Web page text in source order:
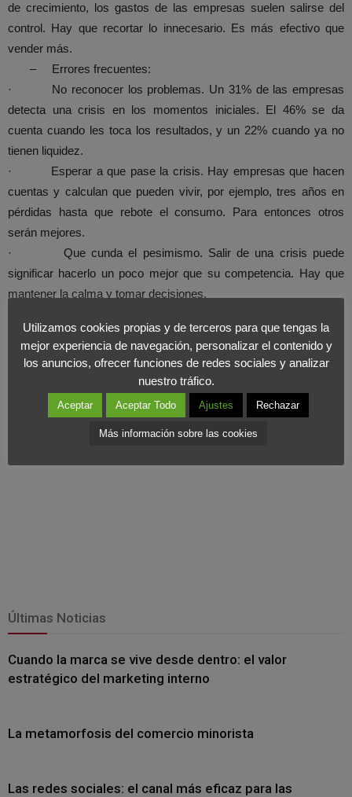
de crecimiento, los gastos de las empresas suelen salirse del
control. Hay que recortar lo innecesario. Es más efectivo que
vender más.
– Errores frecuentes:
· No reconocer los problemas. Un 31% de las empresas
detecta una crisis en los momentos iniciales. El 46% se da
cuenta cuando les toca los resultados, y un 22% cuando ya no
tienen liquidez.
· Esperar a que pase la crisis. Hay empresas que hacen
cuentas y calculan que pueden vivir, por ejemplo, tres años en
pérdidas hasta que rebote el consumo. Para entonces otros
serán mejores.
· Que cunda el pesimismo. Salir de una crisis puede
significar hacerlo un poco mejor que su competencia. Hay que
mantener la calma y tomar decisiones.
la crisis a incrementar las ventas es un parche. A veces es mejor
que bajen si libramos mejores márgenes con productos más
Últimas Noticias
Cuando la marca se vive desde dentro: el valor
estratégico del marketing interno
La metamorfosis del comercio minorista
Las redes sociales: el canal más eficaz para las
Utilizamos cookies propias y de terceros para que tengas la
mejor experiencia de navegación, personalizar el contenido y
los anuncios, ofrecer funciones de redes sociales y analizar
nuestro tráfico.
Aceptar Aceptar Todo Ajustes Rechazar
Más información sobre las cookies